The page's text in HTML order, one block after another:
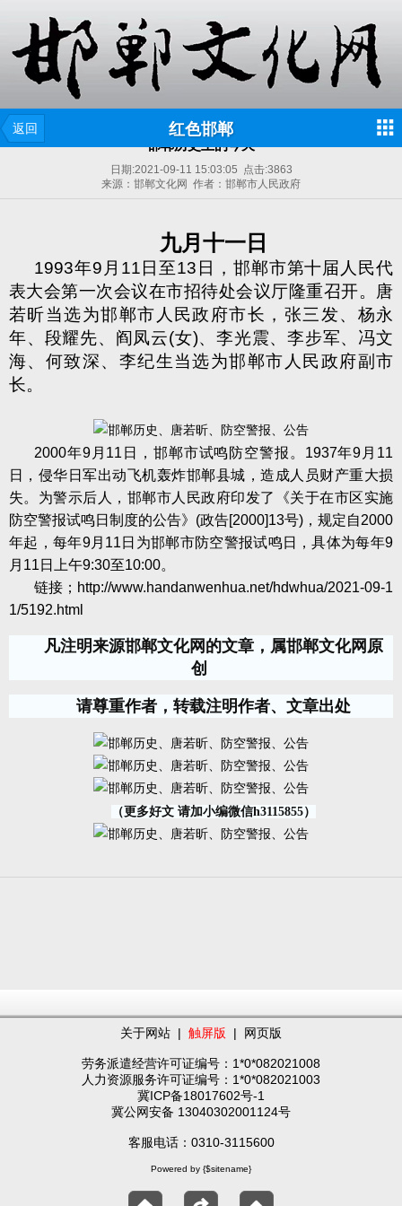
返回 红色邯郸
邯郸历史上的今天
日期:2021-09-11 15:03:05 点击:3863
来源：邯郸文化网 作者：邯郸市人民政府
九月十一日
1993年9 月 11 日至13 日，邯郸市第十届人民代
表大会第一次会议在市招待处会议厅隆重召开。唐
若昕当选为邯郸市人民政府市长，张三发、杨永
年、段耀先、阎凤云(女)、李光震、李步军、冯文
海、何致深、李纪生当选为邯郸市人民政府副市
长。
2000年9月 11 日，邯郸市试鸣防空警报。 1937年9 月 11
日，侵华日军出动飞机轰炸邯郸县城，造成人员财产重大损
失。为警示后人，邯郸市人民政府印发了《关于在市区实施
防空警报试鸣日制度的公告》 (政告[2000]13号) ，规定自2000
年起，每年9月 11 日为邯郸市防空警报试鸣日，具体为每年9
月 11 日上午9:30至10:00。
链接； http://www.handanwenhua.net/hdwhua/2021-09-1
1/5192.html
凡注明来源邯郸文化网的文章，属邯郸文化网原
创
请尊重作者，转载注明作者、文章出处
（更多好文 请加小编微信h3115855）
关于网站 | 触屏版 | 网页版
劳务派遣经营许可证编号：1*0*082021008
人力资源服务许可证编号：1*0*082021003
冀ICP备18017602号-1
冀公网安备 13040302001124号
客服电话：0310-3115600
Powered by {$sitename}